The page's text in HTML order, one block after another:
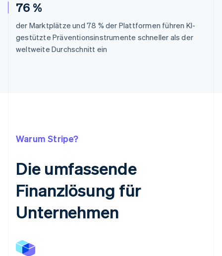
76 %
der Marktplätze und 78 % der Plattformen führen KI-
gestützte Präventionsinstrumente schneller als der
weltweite Durchschnitt ein
Warum Stripe?
Die umfassende
Finanzlösung für
Unternehmen